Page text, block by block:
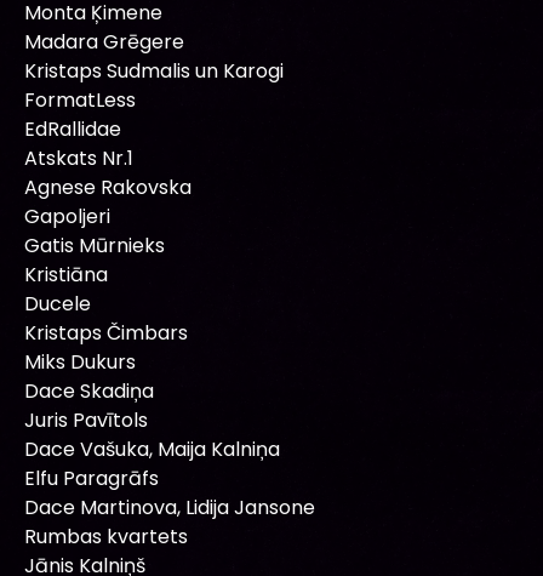
Monta Ķimene
Madara Grēgere
Kristaps Sudmalis un Karogi
FormatLess
EdRallidae
Atskats Nr.1
Agnese Rakovska
Gapoljeri
Gatis Mūrnieks
Kristiāna
Ducele
Kristaps Čimbars
Miks Dukurs
Dace Skadiņa
Juris Pavītols
Dace Vašuka, Maija Kalniņa
Elfu Paragrāfs
Dace Martinova, Lidija Jansone
Rumbas kvartets
Jānis Kalniņš